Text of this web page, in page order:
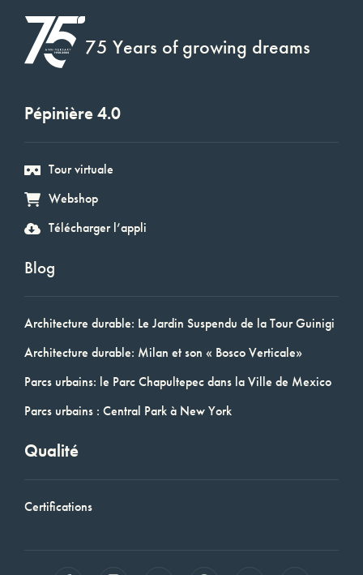
75 Years of growing dreams
Pépinière 4.0
Tour virtuale
Webshop
Télécharger l’appli
Blog
Architecture durable: Le Jardin Suspendu de la Tour Guinigi
Architecture durable: Milan et son « Bosco Verticale»
Parcs urbains: le Parc Chapultepec dans la Ville de Mexico
Parcs urbains : Central Park à New York
Qualité
Certifications